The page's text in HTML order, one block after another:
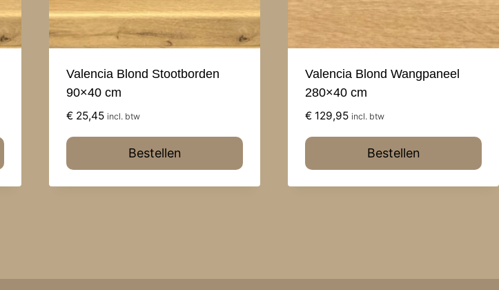
Valencia Blond Stootborden
90×40 cm
€ 25,45 incl. btw
Bestellen
Valencia Blond Wangpaneel
280×40 cm
€ 129,95 incl. btw
Bestellen